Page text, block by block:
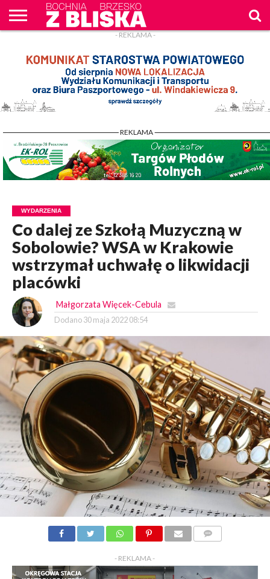
WPROST
REKLAM
- REKLAMA -
- REKLAMA -
WYDARZENIA
Co dalej ze Szkołą Muzyczną w
Sobolowie? WSA w Krakowie
wstrzymał uchwałę o likwidacji
placówki
Małgorzata Więcek-Cebula
Dodano 30 maja 2022 08:54
- REKLAMA -